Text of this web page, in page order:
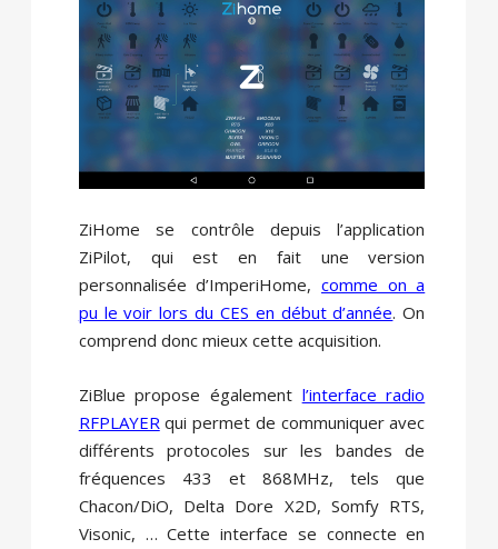
ZiHome se contrôle depuis l’application
ZiPilot, qui est en fait une version
personnalisée d’ImperiHome, comme on a
pu le voir lors du CES en début d’année. On
comprend donc mieux cette acquisition.
ZiBlue propose également l’interface radio
RFPLAYERqui permet de communiquer avec
différents protocoles sur les bandes de
fréquences 433 et 868MHz, tels que
Chacon/DiO, Delta Dore X2D, Somfy RTS,
Visonic, … Cette interface se connecte en